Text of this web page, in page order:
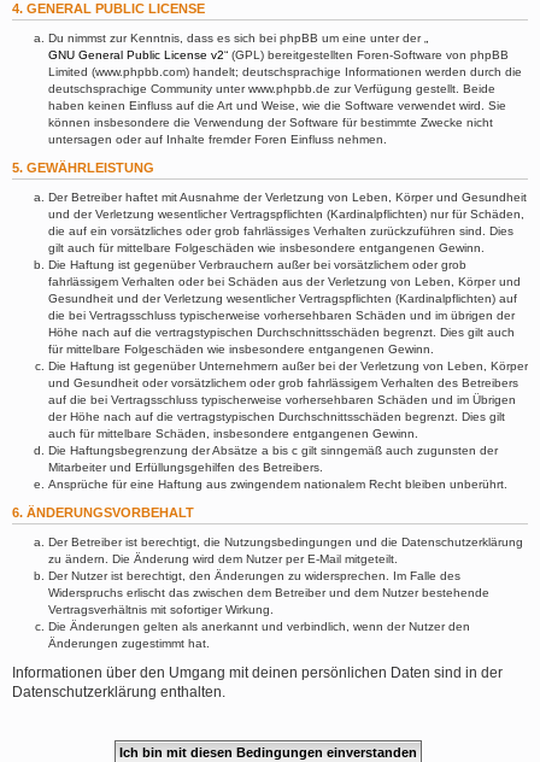
4. GENERAL PUBLIC LICENSE
Du nimmst zur Kenntnis, dass es sich bei phpBB um eine unter der „
GNU General Public License v2“ (GPL) bereitgestellten Foren-Software von phpBB
Limited (www.phpbb.com) handelt; deutschsprachige Informationen werden durch die
deutschsprachige Community unter www.phpbb.de zur Verfügung gestellt. Beide
haben keinen Einfluss auf die Art und Weise, wie die Software verwendet wird. Sie
können insbesondere die Verwendung der Software für bestimmte Zwecke nicht
untersagen oder auf Inhalte fremder Foren Einfluss nehmen.
5. GEWÄHRLEISTUNG
Der Betreiber haftet mit Ausnahme der Verletzung von Leben, Körper und Gesundheit
und der Verletzung wesentlicher Vertragspflichten (Kardinalpflichten) nur für Schäden,
die auf ein vorsätzliches oder grob fahrlässiges Verhalten zurückzuführen sind. Dies
gilt auch für mittelbare Folgeschäden wie insbesondere entgangenen Gewinn.
Die Haftung ist gegenüber Verbrauchern außer bei vorsätzlichem oder grob
fahrlässigem Verhalten oder bei Schäden aus der Verletzung von Leben, Körper und
Gesundheit und der Verletzung wesentlicher Vertragspflichten (Kardinalpflichten) auf
die bei Vertragsschluss typischerweise vorhersehbaren Schäden und im übrigen der
Höhe nach auf die vertragstypischen Durchschnittsschäden begrenzt. Dies gilt auch
für mittelbare Folgeschäden wie insbesondere entgangenen Gewinn.
Die Haftung ist gegenüber Unternehmern außer bei der Verletzung von Leben, Körper
und Gesundheit oder vorsätzlichem oder grob fahrlässigem Verhalten des Betreibers
auf die bei Vertragsschluss typischerweise vorhersehbaren Schäden und im Übrigen
der Höhe nach auf die vertragstypischen Durchschnittsschäden begrenzt. Dies gilt
auch für mittelbare Schäden, insbesondere entgangenen Gewinn.
Die Haftungsbegrenzung der Absätze a bis c gilt sinngemäß auch zugunsten der
Mitarbeiter und Erfüllungsgehilfen des Betreibers.
Ansprüche für eine Haftung aus zwingendem nationalem Recht bleiben unberührt.
6. ÄNDERUNGSVORBEHALT
Der Betreiber ist berechtigt, die Nutzungsbedingungen und die Datenschutzerklärung
zu ändern. Die Änderung wird dem Nutzer per E-Mail mitgeteilt.
Der Nutzer ist berechtigt, den Änderungen zu widersprechen. Im Falle des
Widerspruchs erlischt das zwischen dem Betreiber und dem Nutzer bestehende
Vertragsverhältnis mit sofortiger Wirkung.
Die Änderungen gelten als anerkannt und verbindlich, wenn der Nutzer den
Änderungen zugestimmt hat.
Informationen über den Umgang mit deinen persönlichen Daten sind in der
Datenschutzerklärung enthalten.